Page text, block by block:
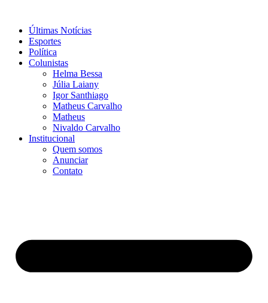
conteúdo
Últimas Notícias
Esportes
Política
Colunistas
Helma Bessa
Júlia Laiany
Igor Santhiago
Matheus Carvalho
Matheus
Nivaldo Carvalho
Institucional
Quem somos
Anunciar
Contato